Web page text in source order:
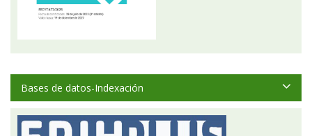
Bases de datos-Indexación